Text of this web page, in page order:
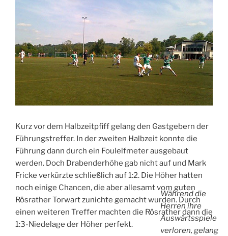
Kurz vor dem Halbzeitpfiff gelang den Gastgebern der
Führungstreffer. In der zweiten Halbzeit konnte die
Führung dann durch ein Foulelfmeter ausgebaut
werden. Doch Drabenderhöhe gab nicht auf und Mark
Fricke verkürzte schließlich auf 1:2. Die Höher hatten
noch einige Chancen, die aber allesamt vom guten
Rösrather Torwart zunichte gemacht wurden. Durch
einen weiteren Treffer machten die Rösrather dann die
1:3-Niedelage der Höher perfekt.
Während die
Herren ihre
Auswärtsspiele
verloren, gelang